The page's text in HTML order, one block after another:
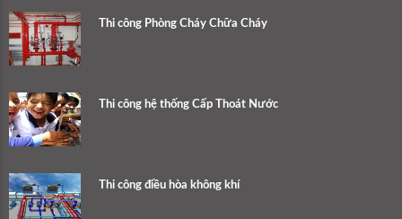
Thi công Phòng Cháy Chữa Cháy
Thi công hệ thống Cấp Thoát Nước
Thi công điều hòa không khí